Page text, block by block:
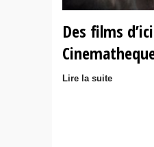
Des films
Lire la suite